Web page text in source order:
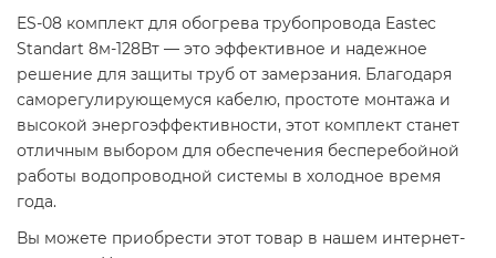
ES-08 комплект для обогрева трубопровода Eastec
Standart 8м-128Вт — это эффективное и надежное
решение для защиты труб от замерзания. Благодаря
саморегулирующемуся кабелю, простоте монтажа и
высокой энергоэффективности, этот комплект станет
отличным выбором для обеспечения бесперебойной
работы водопроводной системы в холодное время
года.​
Вы можете приобрести этот товар в нашем интернет-